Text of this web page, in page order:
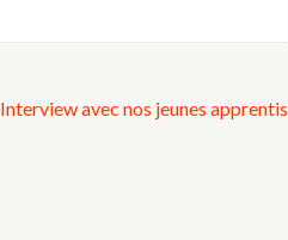
Interview avec nos jeunes apprentis